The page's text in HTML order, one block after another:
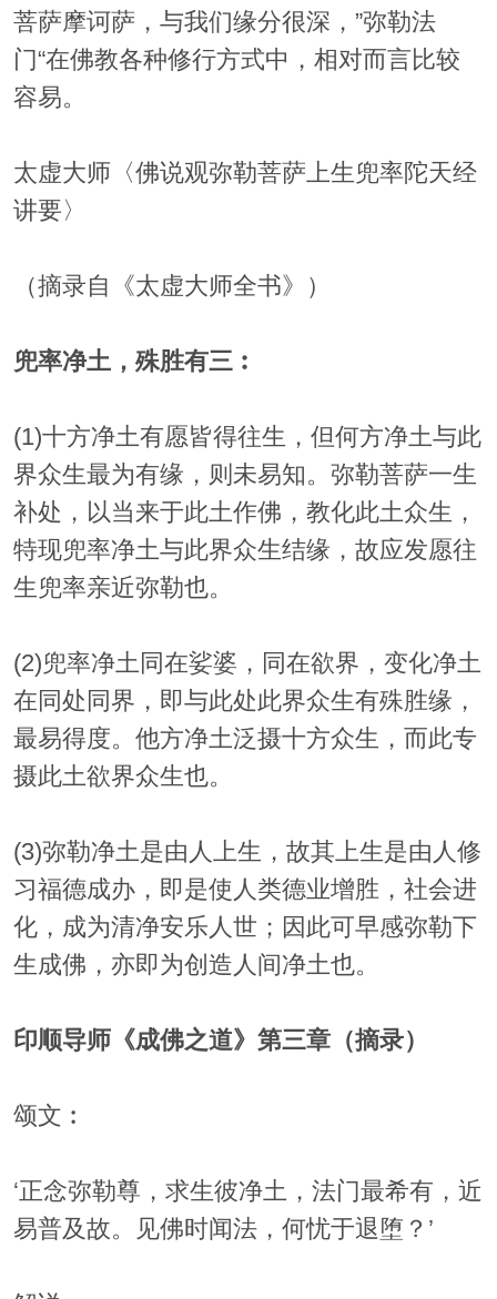
菩萨摩诃萨，与我们缘分很深，”弥勒法
门“在佛教各种修行方式中，相对而言比较
容易。
太虚大师〈佛说观弥勒菩萨上生兜率陀天经
讲要〉
（摘录自《太虚大师全书》）
兜率净土，殊胜有三︰
(1)十方净土有愿皆得往生，但何方净土与此
界众生最为有缘，则未易知。弥勒菩萨一生
补处，以当来于此土作佛，教化此土众生，
特现兜率净土与此界众生结缘，故应发愿往
生兜率亲近弥勒也。
(2)兜率净土同在娑婆，同在欲界，变化净土
在同处同界，即与此处此界众生有殊胜缘，
最易得度。他方净土泛摄十方众生，而此专
摄此土欲界众生也。
(3)弥勒净土是由人上生，故其上生是由人修
习福德成办，即是使人类德业增胜，社会进
化，成为清净安乐人世；因此可早感弥勒下
生成佛，亦即为创造人间净土也。
印顺导师《成佛之道》第三章（摘录）
颂文︰
‘正念弥勒尊，求生彼净土，法门最希有，近
易普及故。见佛时闻法，何忧于退堕？’